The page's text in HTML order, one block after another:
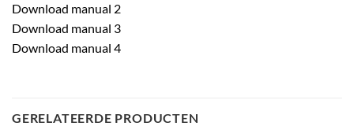
Download manual 2
Download manual 3
Download manual 4
GERELATEERDE PRODUCTEN